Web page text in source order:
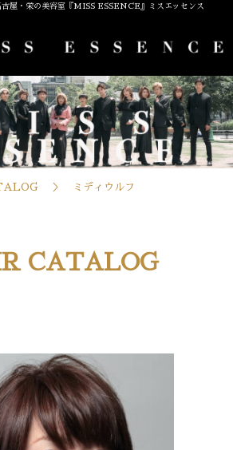
屋・栄の美容室『MISS ESSENCE』ミスエッセンス
ミディウルフ
CATALOG